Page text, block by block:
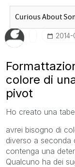
colore di
pivot
Ho creato una
avrei bisogno di
diverso a seconda
contenga una
Qualcuno ha dei